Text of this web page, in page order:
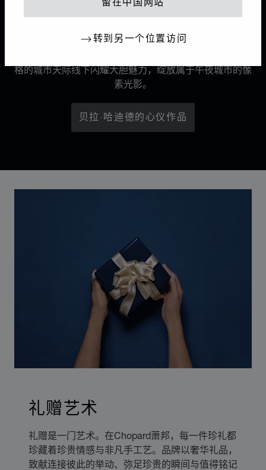
留在中国网站
转到另一个位置访问
光影雕琢
《光影雕琢》广告大片预示着Chopard萧邦标志性Ice
格的城市天际线下闪耀大胆魅力，绽放属于午夜城市的像
素光影。
贝拉·哈迪德的心仪作品
礼赠艺术
礼赠是一门艺术。在Chopard萧邦，每一件珍礼都
珍藏着珍贵情感与非凡手工艺。品牌以奢华礼品，
致献连接彼此的举动、弥足珍贵的瞬间与值得铭记